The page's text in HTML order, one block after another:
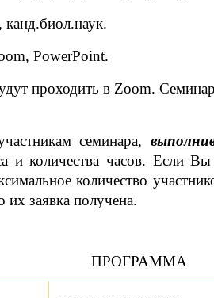
канд.биол.наук.
, PowerPoint.
проходить в Zoom.
семинара,
и количества часов. Если Вы
количество
заявка получена.
ПРОГРАММА